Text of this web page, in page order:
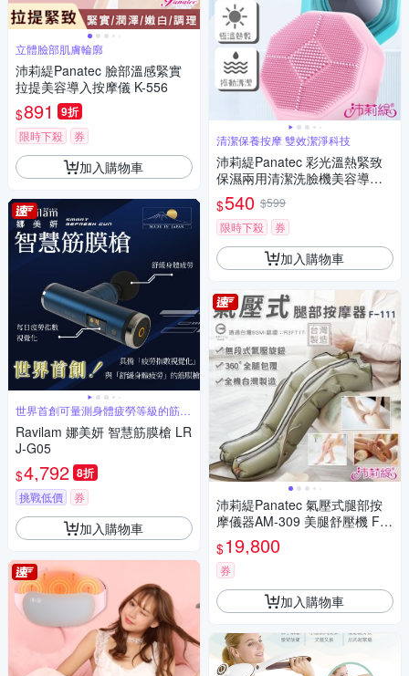
立體臉部肌膚輪廓
沛莉緹Panatec 臉部溫感緊實
拉提美容導入按摩儀 K-556
$891 9折
限時下殺 券
加入購物車
世界首創可量測身體疲勞等級的筋膜
槍
Ravilam 娜美妍 智慧筋膜槍 LR
J-G05
$4,792 8折
挑戰低價 券
加入購物車
清潔保養按摩 雙效潔淨科技
沛莉緹Panatec 彩光溫熱緊致
保濕兩用清潔洗臉機美容導入
儀 K-383
$540 $599
限時下殺
券
加入購物車
沛莉緹Panatec 氣壓式腿部按
摩儀器AM-309 美腿舒壓機 F-1
11(通過台灣BSMI認證)
$19,800
券
加入購物車